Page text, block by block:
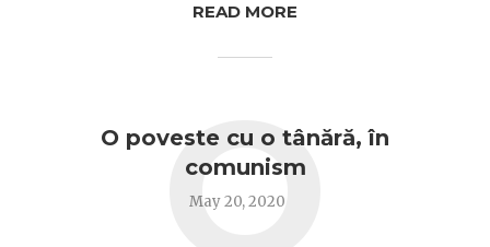
READ MORE
O poveste cu o tânără, în
comunism
May 20, 2020
O